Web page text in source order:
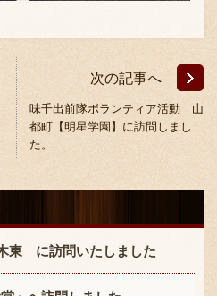
菊池郡菊陽町辛川448
次の記事へ
味千出前隊ボランティア活動 山
都町【明星学園】に訪問しまし
た。
東 に訪問いたしました